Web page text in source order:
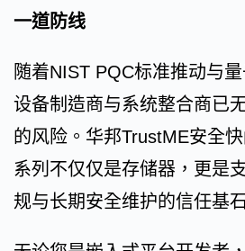
一道防线
随着NIST PQC标准推动与
设备制造商与系统整合商已
的风险。华邦TrustME安全
系列不仅仅是存储器，更是
规与长期安全维护的信任基